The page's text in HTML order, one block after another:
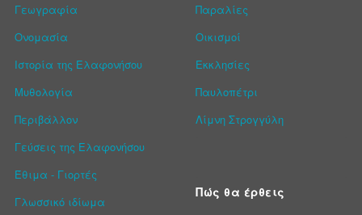
Γεωγραφία
Ονομασία
Ιστορία της Ελαφονήσου
Μυθολογία
Περιβάλλον
Γεύσεις της Ελαφονήσου
Έθιμα - Γιορτές
Γλωσσικό ιδίωμα
Παραλίες
Οικισμοί
Εκκλησίες
Παυλοπέτρι
Λίμνη Στρογγύλη
Πώς θα έρθεις